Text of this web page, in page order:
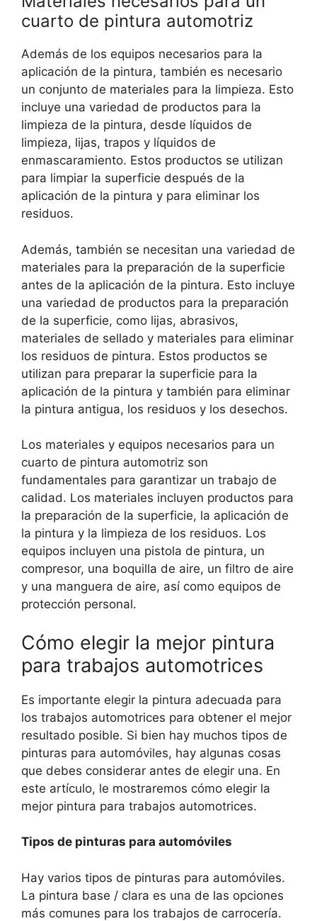
cuarto de pintura automotriz
Además de los equipos necesarios para la
aplicación de la pintura, también es necesario
un conjunto de materiales para la limpieza. Esto
incluye una variedad de productos para la
limpieza de la pintura, desde líquidos de
limpieza, lijas, trapos y líquidos de
enmascaramiento. Estos productos se utilizan
para limpiar la superficie después de la
aplicación de la pintura y para eliminar los
residuos.
Además, también se necesitan una variedad de
materiales para la preparación de la superficie
antes de la aplicación de la pintura. Esto incluye
una variedad de productos para la preparación
de la superficie, como lijas, abrasivos,
materiales de sellado y materiales para eliminar
los residuos de pintura. Estos productos se
utilizan para preparar la superficie para la
aplicación de la pintura y también para eliminar
la pintura antigua, los residuos y los desechos.
Los materiales y equipos necesarios para un
cuarto de pintura automotriz son
fundamentales para garantizar un trabajo de
calidad. Los materiales incluyen productos para
la preparación de la superficie, la aplicación de
la pintura y la limpieza de los residuos. Los
equipos incluyen una pistola de pintura, un
compresor, una boquilla de aire, un filtro de aire
y una manguera de aire, así como equipos de
protección personal.
Cómo elegir la mejor pintura
para trabajos automotrices
Es importante elegir la pintura adecuada para
los trabajos automotrices para obtener el mejor
resultado posible. Si bien hay muchos tipos de
pinturas para automóviles, hay algunas cosas
que debes considerar antes de elegir una. En
este artículo, le mostraremos cómo elegir la
mejor pintura para trabajos automotrices.
Tipos de pinturas para automóviles
Hay varios tipos de pinturas para automóviles.
La pintura base / clara es una de las opciones
más comunes para los trabajos de carrocería.